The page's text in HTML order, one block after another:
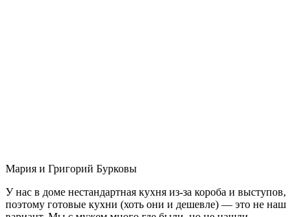
Мария и Григорий Бурковы
У нас в доме нестандартная кухня из-за короба и выступов,
поэтому готовые кухни (хоть они и дешевле) — это не наш